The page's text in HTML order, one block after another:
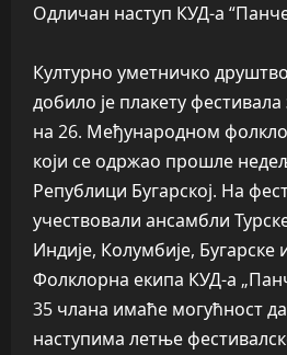
Одличан наступ КУД-а
Културно уметничко
добило је плакету
на 26. Међународном
који се одржао прошле
Републици Бугарској. На
учествовали ансамбли
Индије, Колумбије, Бугарске
Фолклорна екипа КУД-а
35 члана имаће могућност да
наступима летње